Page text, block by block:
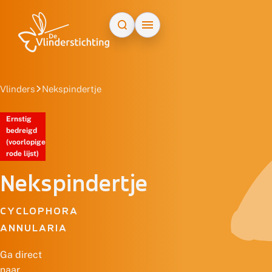
Vlinders Nekspindertje
Ernstig
bedreigd
(voorlopige
rode lijst)
Nekspindertje
CYCLOPHORA
ANNULARIA
Ga direct
naar